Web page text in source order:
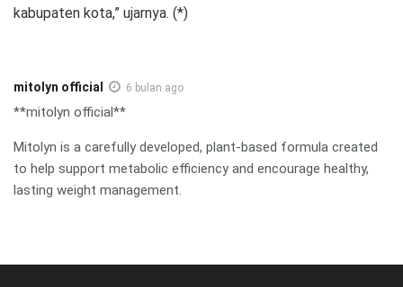
kabupaten kota,” ujarnya. (*)
mitolyn official 6 bulan ago
**mitolyn official**
Mitolyn is a carefully developed, plant-based formula created
to help support metabolic efficiency and encourage healthy,
lasting weight management.